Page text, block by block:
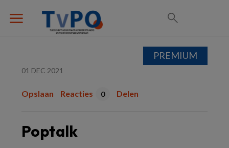
01 DEC 2021
Opslaan Reacties 0 Delen
Poptalk
PREMIUM